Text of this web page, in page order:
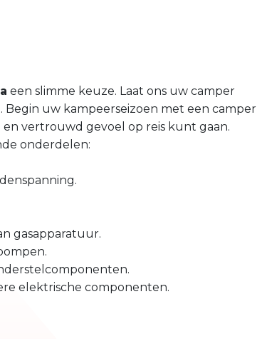
een slimme keuze. Laat ons uw camper
uw kampeerseizoen met een camper
vertrouwd gevoel op reis kunt gaan.
onderdelen:
gasapparatuur.
elektrische componenten.